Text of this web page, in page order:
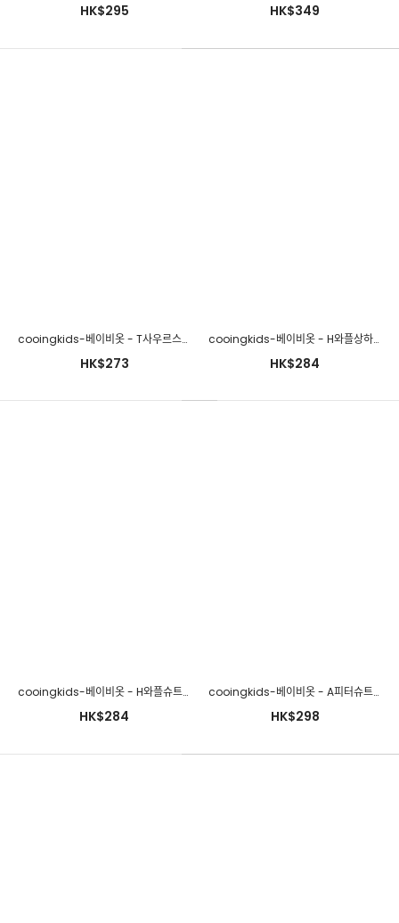
HK$277
HK$295 HK$349
cooingkids-베이비옷 - T사우르스슈트♡韓國幼兒裝
HK$273
cooingkids-베이비옷 - H와플상하세트♡韓國幼兒裝
HK$284
cooingkids-베이비옷 - H와플슈트♡韓國幼兒裝
HK$284
cooingkids-베이비옷 - A피터슈트♡韓國幼兒裝
HK$298